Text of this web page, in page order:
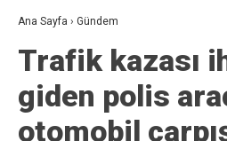
Ana Sayfa › Gündem
Trafik kazası
giden polis
otomobil